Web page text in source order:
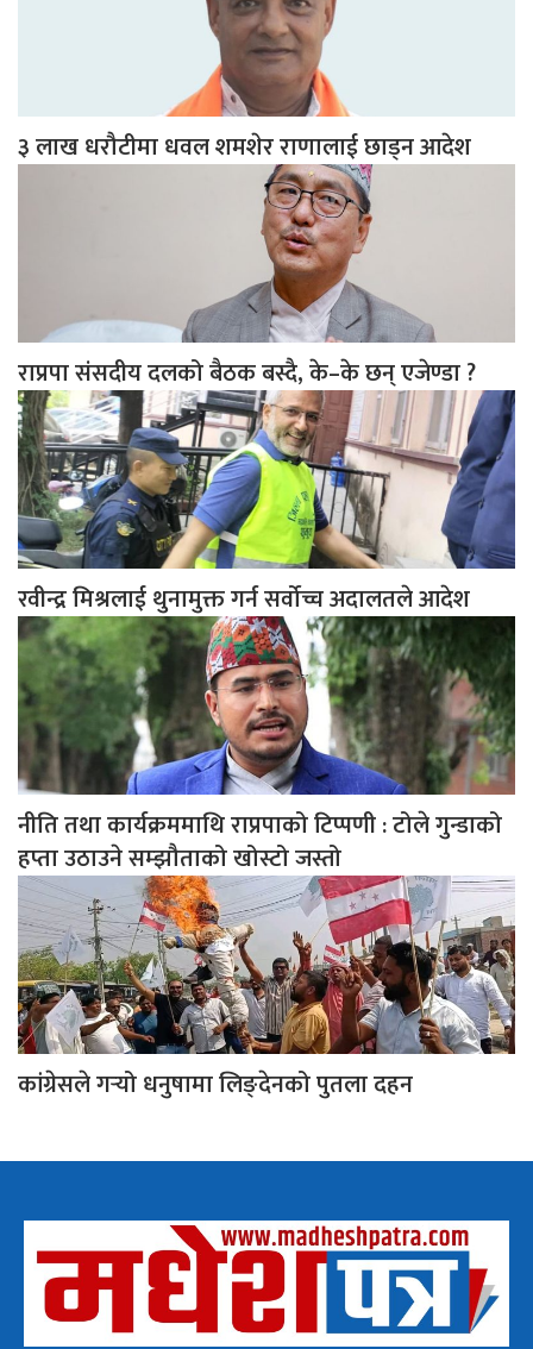
३ लाख धरौटीमा धवल शमशेर राणालाई छाड्न आदेश
राप्रपा संसदीय दलको बैठक बस्दै, के–के छन् एजेण्डा ?
रवीन्द्र मिश्रलाई थुनामुक्त गर्न सर्वोच्च अदालतले आदेश
नीति तथा कार्यक्रममाथि राप्रपाको टिप्पणी : टोले गुन्डाको
हप्ता उठाउने सम्झौताको खोस्टो जस्तो
कांग्रेसले गर्‍यो धनुषामा लिङ्देनको पुतला दहन